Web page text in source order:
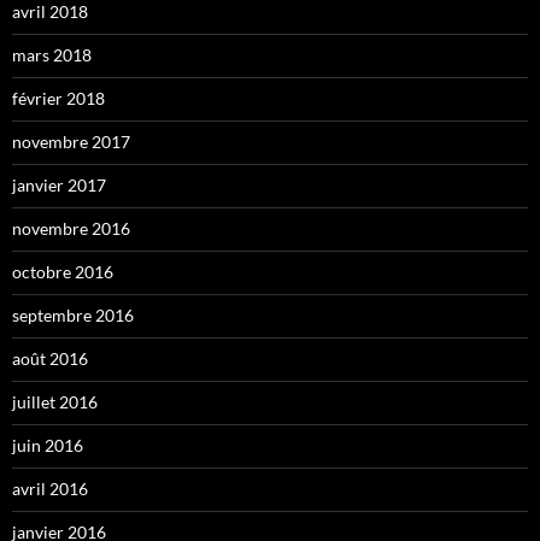
avril 2018
mars 2018
février 2018
novembre 2017
janvier 2017
novembre 2016
octobre 2016
septembre 2016
août 2016
juillet 2016
juin 2016
avril 2016
janvier 2016